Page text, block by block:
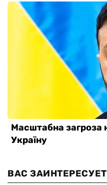
ВАС ЗАИНТЕРЕСУЕТ